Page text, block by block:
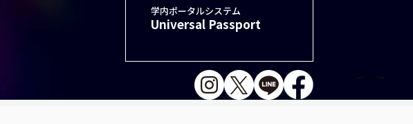
学内ポータルシステム
Universal Passport